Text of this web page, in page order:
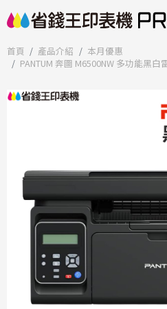
首頁 產品介紹
本月優惠
PANTUM 奔圖 M6500NW 多功能黑白